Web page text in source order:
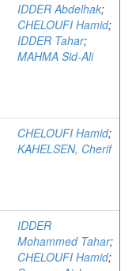
IDDER Abdelhak;
CHELOUFI Hamid;
IDDER Tahar;
MAHMA Sid-Ali
CHELOUFI Hamid;
KAHELSEN, Cherif
IDDER
Mohammed Tahar;
CHELOUFI Hamid;